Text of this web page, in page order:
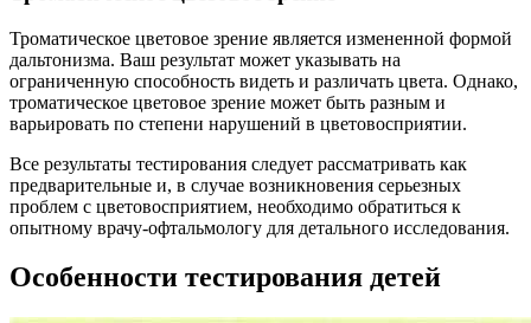
Троматическое цветовое зрение является измененной формой
дальтонизма. Ваш результат может указывать на
ограниченную способность видеть и различать цвета. Однако,
троматическое цветовое зрение может быть разным и
варьировать по степени нарушений в цветовосприятии.
Все результаты тестирования следует рассматривать как
предварительные и, в случае возникновения серьезных
проблем с цветовосприятием, необходимо обратиться к
опытному врачу-офтальмологу для детального исследования.
Особенности тестирования детей